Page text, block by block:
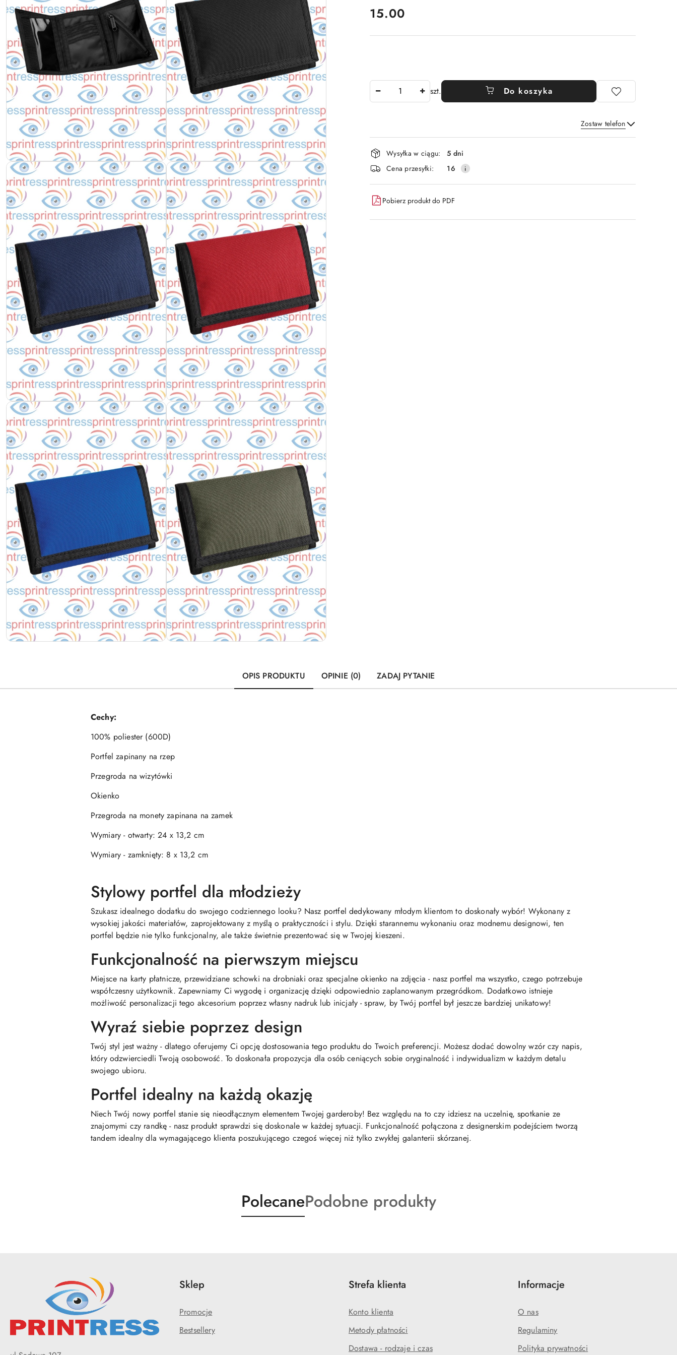
cena:
15.00
szt. Do koszyka
Zostaw telefon
Wyślij
Dostępność
i
dostawa
Wysyłka w ciągu:
5 dni
Cena przesyłki:
16
Pobierz produkt do PDF
OPIS PRODUKTU OPINIE (0) ZADAJ PYTANIE
Cechy:
100% poliester (600D)
Portfel zapinany na rzep
Przegroda na wizytówki
Okienko
Przegroda na monety zapinana na zamek
Wymiary - otwarty: 24 x 13,2 cm
Wymiary - zamknięty: 8 x 13,2 cm
Stylowy portfel dla młodzieży
Szukasz idealnego dodatku do swojego codziennego looku? Nasz portfel dedykowany młodym klientom to doskonały wybór! Wykonany z
wysokiej jakości materiałów, zaprojektowany z myślą o praktyczności i stylu. Dzięki starannemu wykonaniu oraz modnemu designowi, ten
portfel będzie nie tylko funkcjonalny, ale także świetnie prezentować się w Twojej kieszeni.
Funkcjonalność na pierwszym miejscu
Miejsce na karty płatnicze, przewidziane schowki na drobniaki oraz specjalne okienko na zdjęcia - nasz portfel ma wszystko, czego potrzebuje
współczesny użytkownik. Zapewniamy Ci wygodę i organizację dzięki odpowiednio zaplanowanym przegródkom. Dodatkowo istnieje
możliwość personalizacji tego akcesorium poprzez własny nadruk lub inicjały - spraw, by Twój portfel był jeszcze bardziej unikatowy!
Wyraź siebie poprzez design
Twój styl jest ważny - dlatego oferujemy Ci opcję dostosowania tego produktu do Twoich preferencji. Możesz dodać dowolny wzór czy napis,
który odzwierciedli Twoją osobowość. To doskonała propozycja dla osób ceniących sobie oryginalność i indywidualizm w każdym detalu
swojego ubioru.
Portfel idealny na każdą okazję
Niech Twój nowy portfel stanie się nieodłącznym elementem Twojej garderoby! Bez względu na to czy idziesz na uczelnię, spotkanie ze
znajomymi czy randkę - nasz produkt sprawdzi się doskonale w każdej sytuacji. Funkcjonalność połączona z designerskim podejściem tworzą
tandem idealny dla wymagającego klienta poszukującego czegoś więcej niż tylko zwykłej galanterii skórzanej.
Produkty
o
PolecaneProdukty
o
Podobne produkty
Sklep
Promocje
Bestsellery
Strefa klienta
Konto klienta
Metody płatności
Dostawa - rodzaje i czas
Informacje
O nas
Regulaminy
Polityka prywatności